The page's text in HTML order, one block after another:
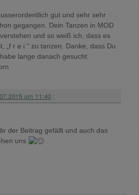
gut und sehr sehr
gegangen. Dein Tanzen in MOD
und so weiß ich, dass es
„f r e i “ zu tanzen. Danke, dass Du
lange danach gesucht.
um 11:40 :
der Beitrag gefällt und auch das
uns